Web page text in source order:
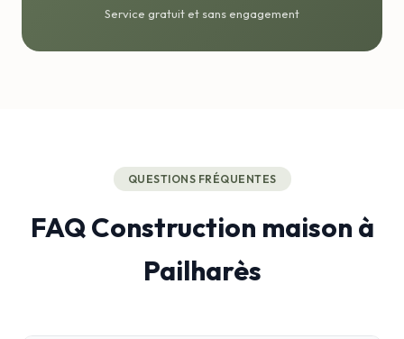
Service gratuit et sans engagement
QUESTIONS FRÉQUENTES
FAQ Construction maison à
Pailharès